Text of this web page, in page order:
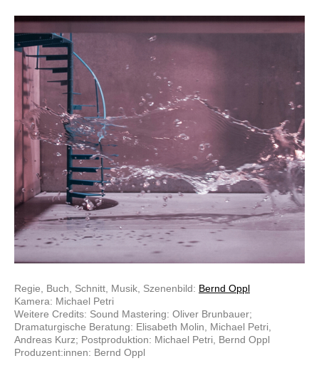
Regie, Buch, Schnitt, Musik, Szenenbild: Bernd Oppl
Kamera: Michael Petri
Weitere Credits: Sound Mastering: Oliver Brunbauer;
Dramaturgische Beratung: Elisabeth Molin, Michael Petri,
Andreas Kurz; Postproduktion: Michael Petri, Bernd Oppl
Produzent:innen: Bernd Oppl